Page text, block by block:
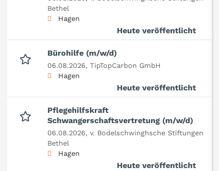
Bethel
Hagen
Heute veröffentlicht
Bürohilfe (m/w/d)
06.08.2026, TipTopCarbon GmbH
Hagen
Heute veröffentlicht
Pflegehilfskraft
Schwangerschaftsvertretung (m/w/d)
06.08.2026, v. Bodelschwinghsche Stiftungen
Bethel
Hagen
Heute veröffentlicht